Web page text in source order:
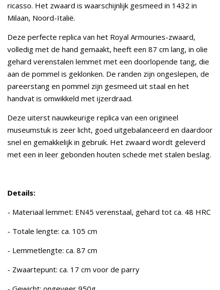
ricasso. Het zwaard is waarschijnlijk gesmeed in 1432 in
Milaan, Noord-Italië.
Deze perfecte replica van het Royal Armouries-zwaard,
volledig met de hand gemaakt, heeft een 87 cm lang, in olie
gehard verenstalen lemmet met een doorlopende tang, die
aan de pommel is geklonken. De randen zijn ongeslepen, de
pareerstang en pommel zijn gesmeed uit staal en het
handvat is omwikkeld met ijzerdraad.
Deze uiterst nauwkeurige replica van een origineel
museumstuk is zeer licht, goed uitgebalanceerd en daardoor
snel en gemakkelijk in gebruik. Het zwaard wordt geleverd
met een in leer gebonden houten schede met stalen beslag.
Details:
- Materiaal lemmet: EN45 verenstaal, gehard tot ca. 48 HRC
- Totale lengte: ca. 105 cm
- Lemmetlengte: ca. 87 cm
- Zwaartepunt: ca. 17 cm voor de parry